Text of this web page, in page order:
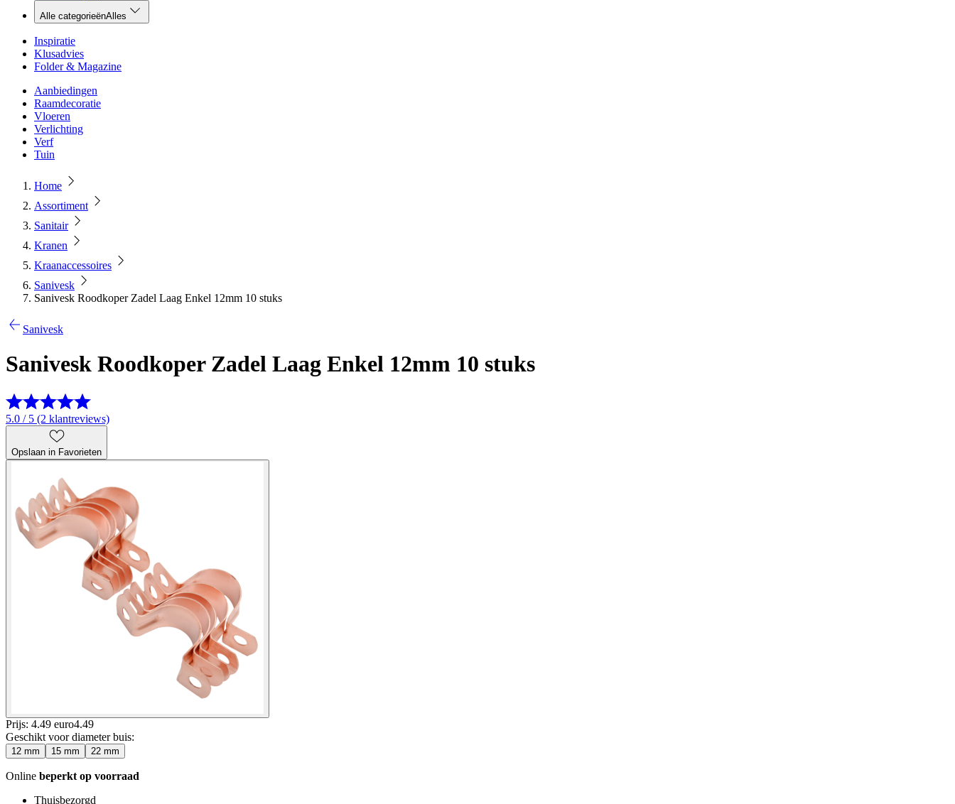
Alle categorieënAlles
Inspiratie
Klusadvies
Folder & Magazine
Aanbiedingen
Raamdecoratie
Vloeren
Verlichting
Verf
Tuin
Home
Assortiment
Sanitair
Kranen
Kraanaccessoires
Sanivesk
Sanivesk Roodkoper Zadel Laag Enkel 12mm 10 stuks
Sanivesk
Sanivesk Roodkoper Zadel Laag Enkel 12mm 10 stuks
5.0 / 5 (2 klantreviews)
Opslaan in Favorieten
Prijs: 4.49 euro4.49
Geschikt voor diameter buis:
12 mm 15 mm 22 mm
Online beperkt op voorraad
Thuisbezorgd